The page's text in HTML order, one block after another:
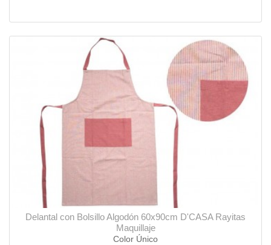
Delantal con Bolsillo Algodón 60x90cm D'CASA Rayitas
Maquillaje
Color Único